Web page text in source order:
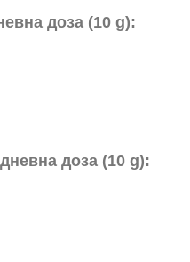
доза (10 g):
доза (10 g):